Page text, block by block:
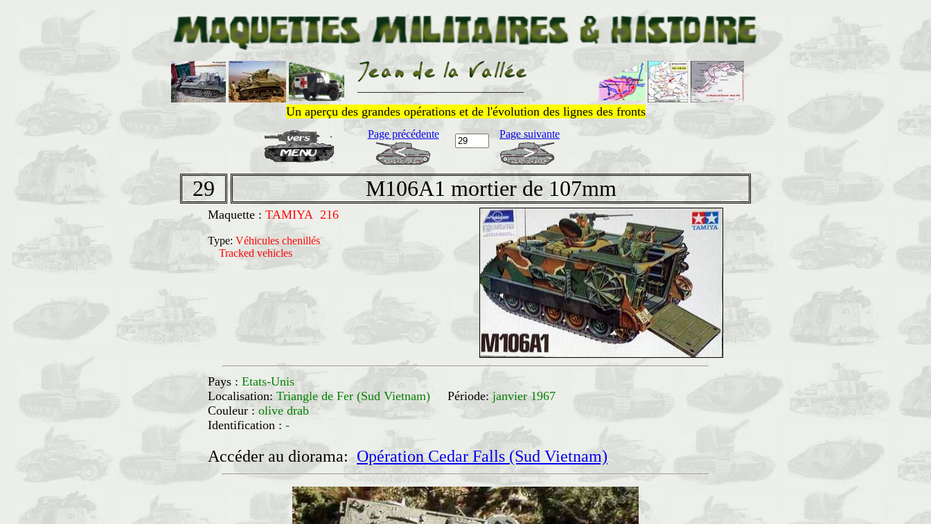
______________________________
Un aperçu des grandes opérations et de l'évolution des lignes des fronts
Page précédente Page suivante
29 M106A1 mortier de 107mm
Maquette : TAMIYA 216
Type: Véhicules chenillés
Tracked vehicles
Pays : Etats-Unis
Localisation: Triangle de Fer (Sud Vietnam) Période: janvier 1967
Couleur : olive drab
Identification : -
Accéder au diorama: Opération Cedar Falls (Sud Vietnam)